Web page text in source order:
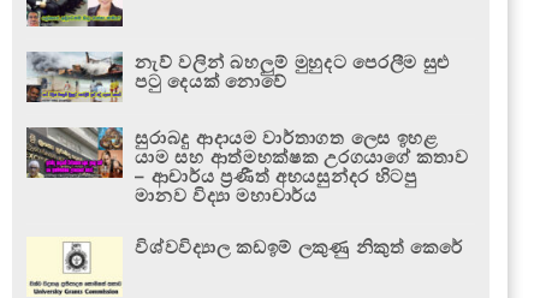
නැව් වලින් බහලුම් මුහුදට පෙරලීම සුළු
පටු දෙයක් නොවේ
සුරාබදු ආදායම වාර්තාගත ලෙස ඉහළ
යාම සහ ආත්මභක්ෂක උරගයාගේ කතාව
– ආචාර්ය ප්‍රණීත් අභයසුන්දර හිටපු
මානව විද්‍යා මහාචාර්ය
විශ්වවිද්‍යාල කඩඉම් ලකුණු නිකුත් කෙරේ